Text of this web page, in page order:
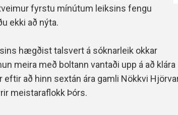
fyrstu mínútum leiksins fengu
ekki að nýta.
hægðist talsvert á sóknarleik okkar
meira með boltann vantaði upp á að
að hinn sextán ára gamli Nökkvi
meistaraflokk Þórs.